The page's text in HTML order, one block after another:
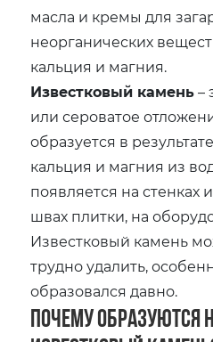
масла и кремы для
неорганических
кальция и магния.
Известковый камень–
или сероватое
образуется в
кальция и магния из
появляется на стенках
швах плитки, на
Известковый камень
трудно удалить,
образовался давно.
Почему образуются